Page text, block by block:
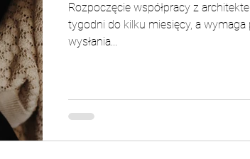
Rozpoczęcie współpracy z
tygodni do kilku miesięcy, a
wysłania...